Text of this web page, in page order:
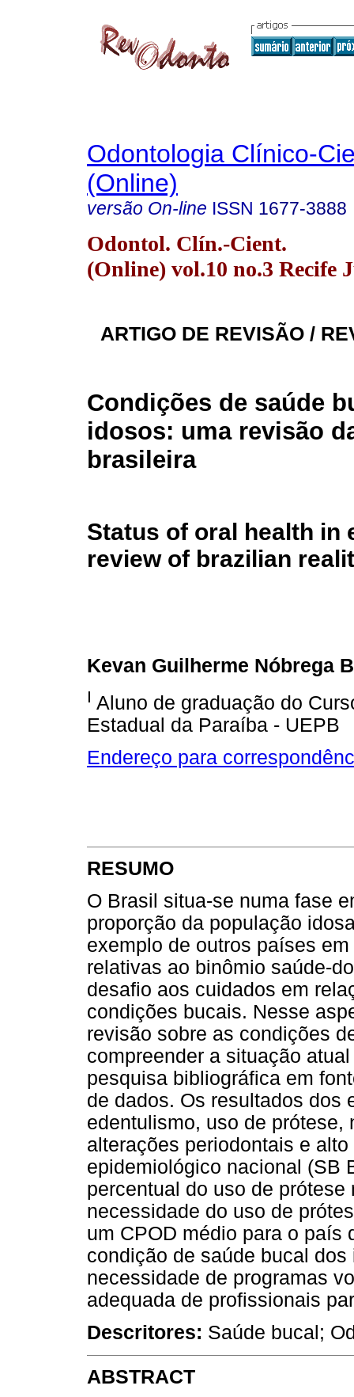
Odontologia Clínico-
(Online)
versão On-line ISSN 1677-3888
Odontol. Clín.-Cient.
(Online) vol.10 no.3 Recife
ARTIGO DE REVISÃO /
Condições de saúde
idosos: uma revisão
brasileira
Status of oral health in
review of brazilian
Kevan Guilherme Nóbrega
I Aluno de graduação do
Estadual da Paraíba - UEPB
Endereço para
RESUMO
O Brasil situa-se numa fase
proporção da população
exemplo de outros países
relativas ao binômio saúde-
desafio aos cuidados em
condições bucais. Nesse
revisão sobre as condições
compreender a situação
pesquisa bibliográfica em
de dados. Os resultados dos
edentulismo, uso de
alterações periodontais e
epidemiológico nacional (SB
percentual do uso de
necessidade do uso de
um CPOD médio para o país
condição de saúde bucal
necessidade de programas
adequada de profissionais
Descritores: Saúde bucal;
ABSTRACT